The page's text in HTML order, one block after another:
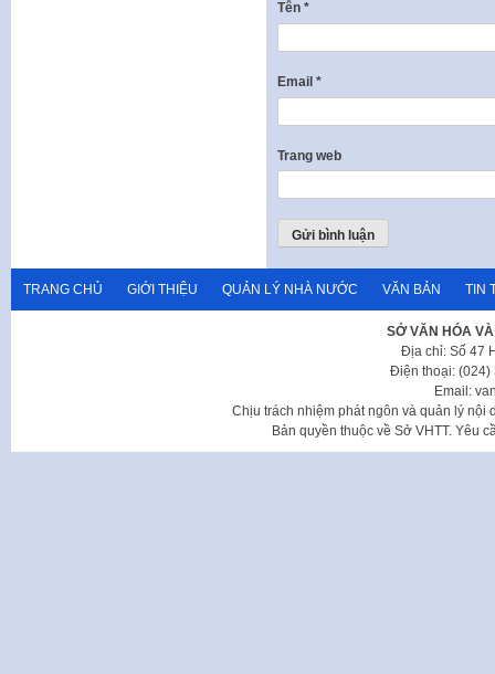
Tên *
Email *
Trang web
TRANG CHỦ GIỚI THIỆU QUẢN LÝ NHÀ NƯỚC VĂN BẢN TIN
SỞ VĂN HÓA
Địa chỉ: Số 47
Điện thoại: (024)
Email:
Chịu trách nhiệm phát ngôn và quản lý nội
Bản quyền thuộc về Sở VHTT. Yêu